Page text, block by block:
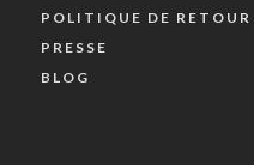
POLITIQUE DE
PRESSE
BLOG